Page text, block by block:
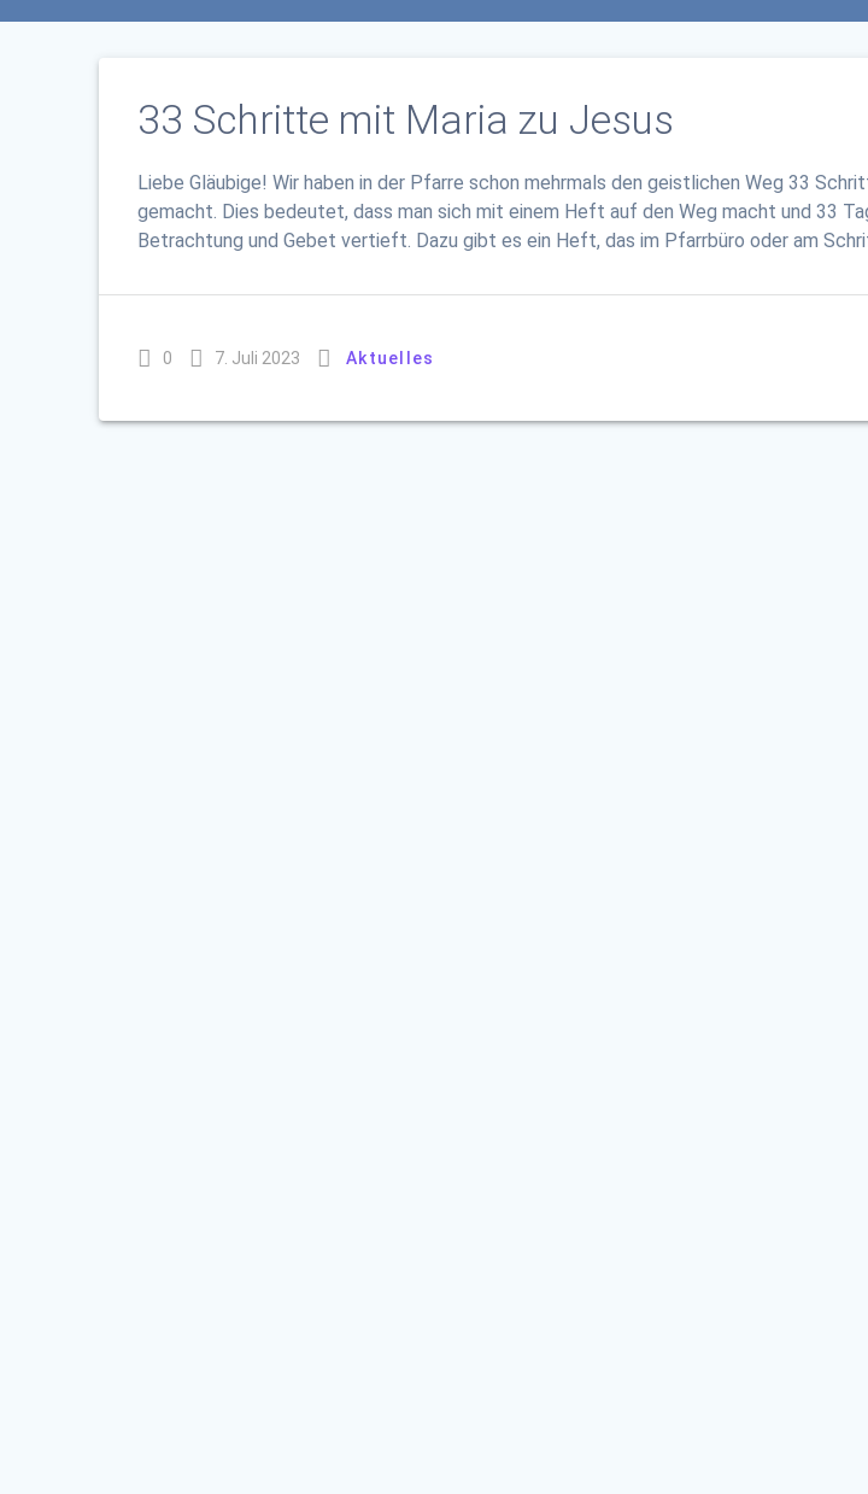
33 Schritte mit Maria zu Jesus
Liebe Gläubige! Wir haben in der Pfarre schon mehrmals den geistlichen Weg 33
gemacht. Dies bedeutet, dass man sich mit einem Heft auf den Weg macht und 33
Betrachtung und Gebet vertieft. Dazu gibt es ein Heft, das im Pfarrbüro oder am
0 7. Juli 2023 Aktuelles